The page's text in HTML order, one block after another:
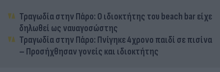
Τραγωδία στην Πάρο: Ο ιδιοκτήτης του beach bar είχε
δηλωθεί ως ναυαγοσώστης
Τραγωδία στην Πάρο: Πνίγηκε 4χρονο παιδί σε πισίνα
– Προσήχθησαν γονείς και ιδιοκτήτης